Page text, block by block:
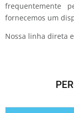
frequentemente
fornecemos um
Nossa linha direta